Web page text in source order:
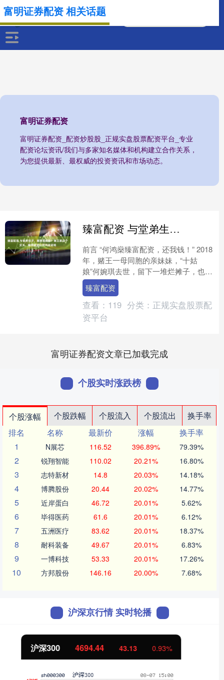
富明证券配资
富明证券配资_配资炒股股_正规实盘股票配资平台_专业
配资论坛资讯/我们与多家知名媒体和机构建立合作关系，
为您提供最新、最权威的投资资讯和市场动态。
富明证券配资 相关话题
臻富配资 与堂弟生子，被亲哥威胁！赌王家这个女儿，临终喊话让何鸿燊还钱
前言 “何鸿燊臻富配资，还我钱！” 2018
年，赌王一母同胞的亲妹妹，“十姑
娘”何婉琪去世，留下一堆烂摊子，也留
下遗言，要求何鸿燊还钱。 往前数五十
多年，如果没....
臻富配资
查看： 119 分类： 正规实盘股票配
资平台
富明证券配资文章已加载完成
个股实时涨跌榜
个股涨幅 个股跌幅 个股流入 个股流出
换手率
排名
名称 最新价 涨幅
换手率
1
N展芯 116.52 396.89% 79.39%
2 锐翔智能 110.02 20.21% 16.80%
3 志特新材 14.8 20.03% 14.18%
4 博腾股份 20.44 20.02% 14.77%
5 近岸蛋白 46.72 20.01% 5.62%
6 毕得医药 61.6 20.01% 6.12%
7 五洲医疗 83.62 20.01% 18.37%
8 耐科装备 49.67 20.01% 6.83%
9 一博科技 53.33 20.01% 17.26%
10 方邦股份 146.16 20.00% 7.68%
沪深京行情 实时轮播
北证50 1134.24 11.37 1.01%